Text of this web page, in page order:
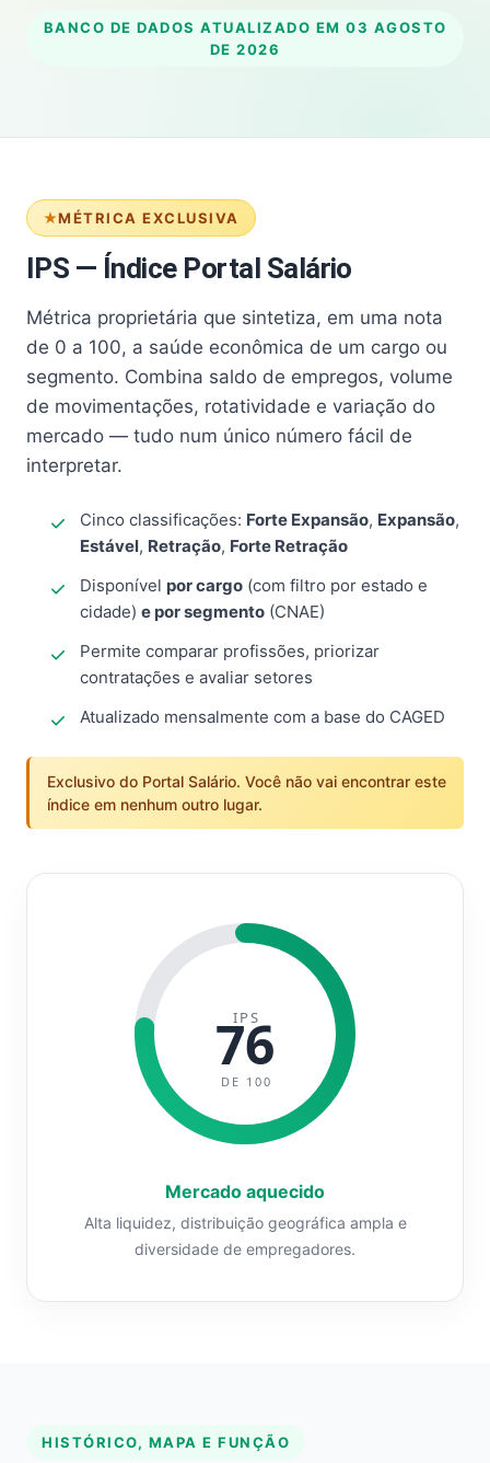
BANCO DE DADOS ATUALIZADO EM 03 AGOSTO
DE 2026
MÉTRICA EXCLUSIVA
IPS — Índice Portal Salário
Métrica proprietária que sintetiza, em uma nota
de 0 a 100, a saúde econômica de um cargo ou
segmento. Combina saldo de empregos, volume
de movimentações, rotatividade e variação do
mercado — tudo num único número fácil de
interpretar.
Cinco classificações: Forte Expansão, Expansão,
Estável, Retração, Forte Retração
Disponível por cargo (com filtro por estado e
cidade) e por segmento (CNAE)
Permite comparar profissões, priorizar
contratações e avaliar setores
Atualizado mensalmente com a base do CAGED
Exclusivo do Portal Salário. Você não vai encontrar este
índice em nenhum outro lugar.
IPS
76
DE 100
Mercado aquecido
Alta liquidez, distribuição geográfica ampla e
diversidade de empregadores.
HISTÓRICO, MAPA E FUNÇÃO